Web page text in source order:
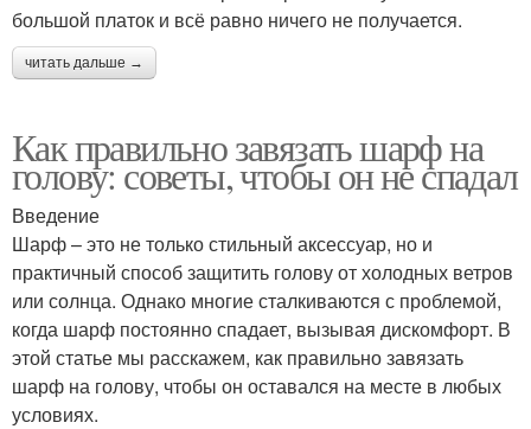
большой платок и всё равно ничего не получается.
читать дальше →
Как правильно завязать шарф на
голову: советы, чтобы он не спадал
Введение
Шарф – это не только стильный аксессуар, но и
практичный способ защитить голову от холодных ветров
или солнца. Однако многие сталкиваются с проблемой,
когда шарф постоянно спадает, вызывая дискомфорт. В
этой статье мы расскажем, как правильно завязать
шарф на голову, чтобы он оставался на месте в любых
условиях.